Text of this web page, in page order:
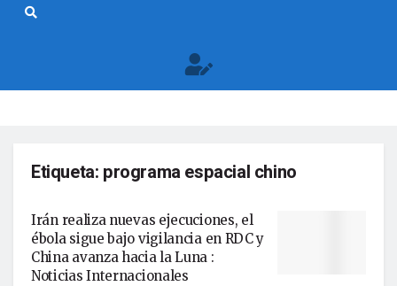
Etiqueta: programa espacial chino
Irán realiza nuevas ejecuciones, el
ébola sigue bajo vigilancia en RDC y
China avanza hacia la Luna :
Noticias Internacionales